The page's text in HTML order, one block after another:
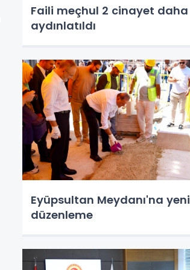
Faili meçhul 2 cinayet daha
aydınlatıldı
Eyüpsultan Meydanı'na yeni
düzenleme